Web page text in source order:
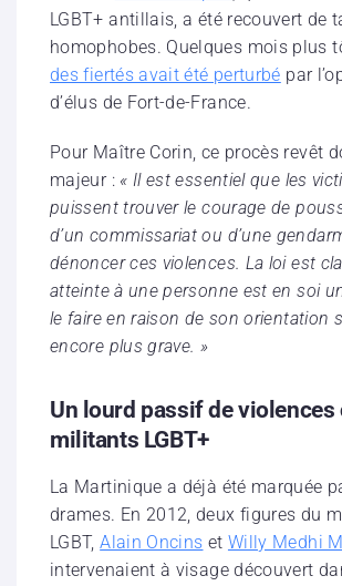
LGBT+ antillais, a été recouvert de
homophobes. Quelques mois plus
des fiertés avait été perturbé par
d’élus de Fort-de-France.
Pour Maître Corin, ce procès revêt
majeur : « Il est essentiel que les
puissent trouver le courage de
d’un commissariat ou d’une
dénoncer ces violences. La loi est
atteinte à une personne est en soi
le faire en raison de son orientation
encore plus grave. »
Un lourd passif de violences
militants LGBT+
La Martinique a déjà été marquée
drames. En 2012, deux figures du
LGBT,Alain Oncins et Willy Medhi
intervenaient à visage découvert